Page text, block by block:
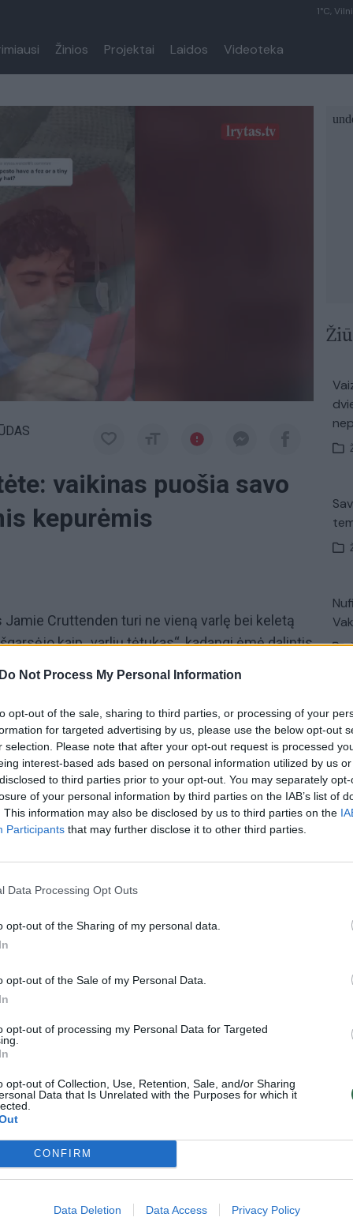
Do Not Process My Personal Information
opt-out of the sale, sharing to third parties, or processing of your
for targeted advertising by us, please use the below opt-out
selection. Please note that after your opt-out request is processed
interest-based ads based on personal information utilized by us
to third parties prior to your opt-out. You may separately
of your personal information by third parties on the IAB’s list of
This information may also be disclosed by us to third parties on the
Participants that may further disclose it to other third parties.
Data Processing Opt Outs
opt-out of the Sharing of my personal data.
opt-out of the Sale of my Personal Data.
opt-out of processing my Personal Data for Targeted
opt-out of Collection, Use, Retention, Sale, and/or Sharing
Data that Is Unrelated with the Purposes for which it
CONFIRM
Data Deletion Data Access Privacy Policy
1°C,
Žinios Projektai Laidos Videoteka
vaikinas puošia savo
kepurėmis
Cruttenden turi ne vieną varlę bei keletą
kaip „varlių tėtukas“, kadangi ėmė dalintis
užfiksuota, kaip Jamie gamina ir puošia
Vieni komentuoja, kad tai yra ganėtinai keista,
Socialiniame tinkle „TikTok“ šie vaizdeliai
varlių gerbėjų ratas vis didėja.
tik Lrytas.TV Video
Karšta A. Kasparavičiaus ir Ž Pavilionio
Kuprines pasvėrę specialistai įspėja apie
pavojingą įprotį: tą daro daugiau nei pusė
Žinios | Lietuvos diena
00:11:27
Lietuvos pasiruošimą pavojams neigiamai